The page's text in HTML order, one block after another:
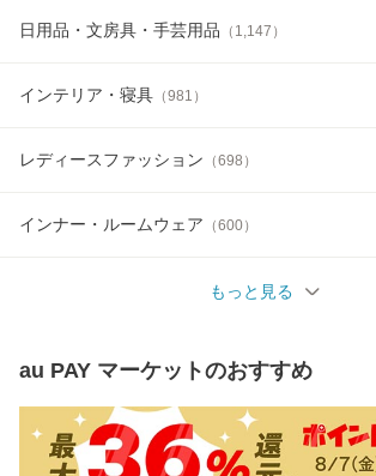
日用品・文房具・手芸用品 （ 1,147 ）
インテリア・寝具 （981 ）
レディースファッション （698 ）
インナー・ルームウェア （600）
もっと見る
au PAY マーケットのおすすめ